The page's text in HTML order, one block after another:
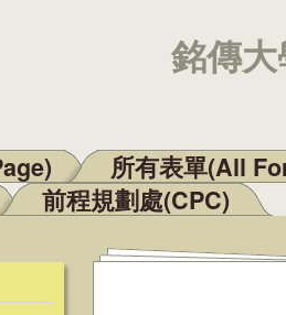
銘傳
所有表單(All
前程規劃處(CPC)